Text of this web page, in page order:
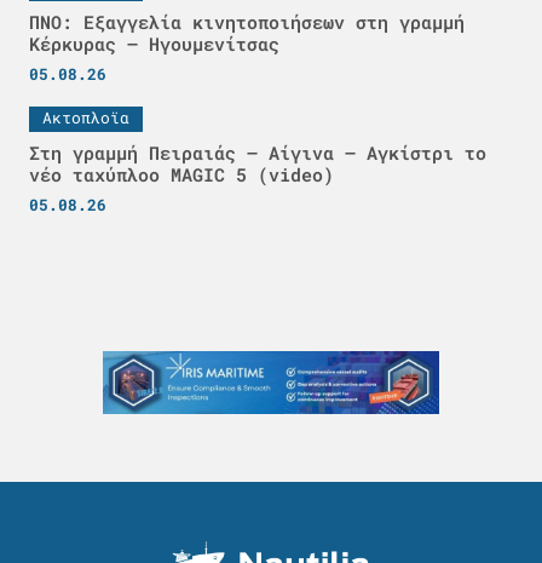
ΠΝΟ: Εξαγγελία κινητοποιήσεων στη γραμμή
Κέρκυρας – Ηγουμενίτσας
05.08.26
Ακτοπλοϊα
Στη γραμμή Πειραιάς – Αίγινα – Αγκίστρι το
νέο ταχύπλοο MAGIC 5 (video)
05.08.26